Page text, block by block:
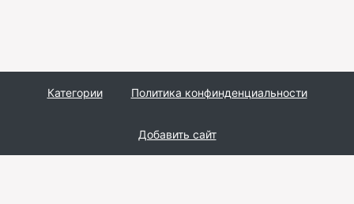
Категории Политика конфинденциальности
Добавить сайт